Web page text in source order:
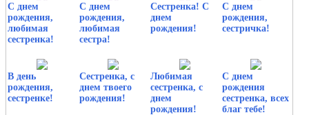
С днем
рождения,
любимая
сестренка!
С днем
рождения,
любимая
сестра!
Сестренка! С
днем
рождения!
С днем
рождения,
сестричка!
В день
рождения,
сестренке!
Сестренка, с
днем твоего
рождения!
Любимая
сестренка, с
днем
рождения!
С днем
рождения
сестренка, всех
благ тебе!